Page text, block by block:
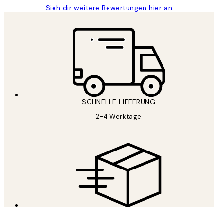
Sieh dir weitere Bewertungen hier an
SCHNELLE LIEFERUNG
2-4 Werktage